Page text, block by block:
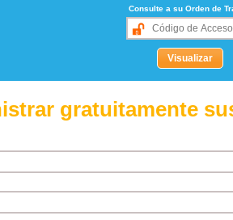
Consulte a su Orden de
gratuitamente